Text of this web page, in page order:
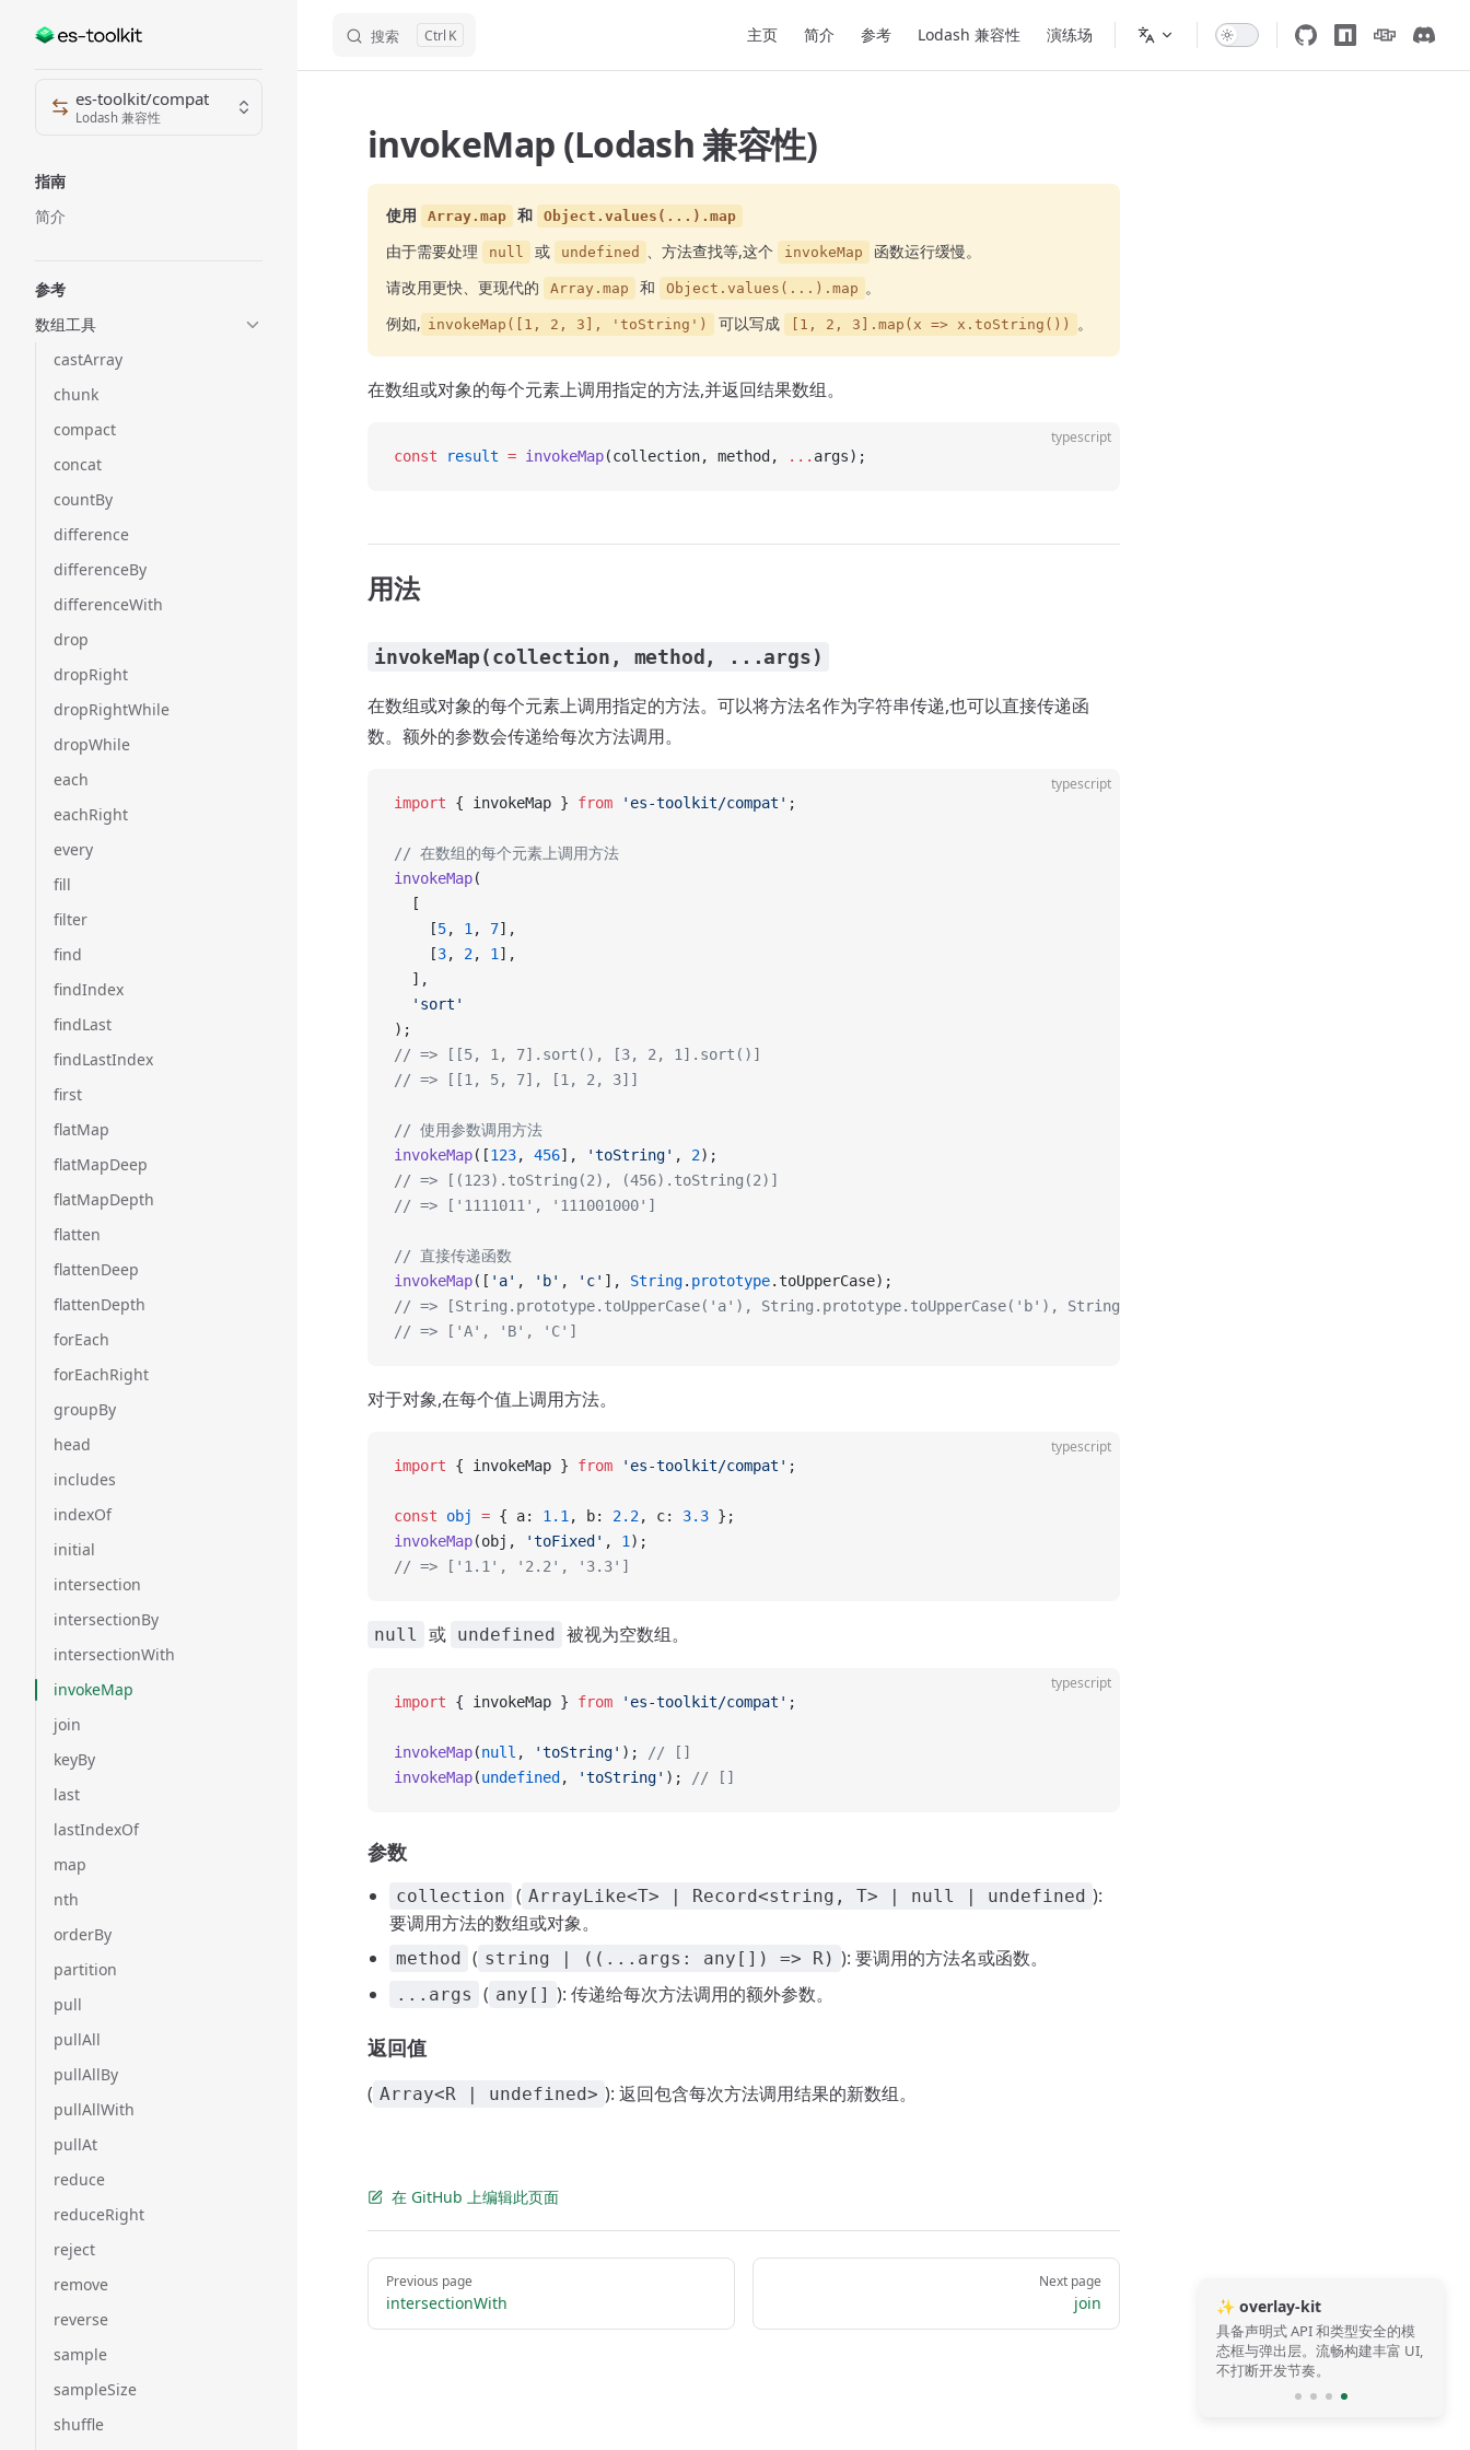
Skip to content 搜索 K 主页 简介 参考 Lodash 兼容性 演练场
Sidebar Navigation
es-toolkit/compat
Lodash 兼容性
指南
简介
参考
数组工具
castArray
chunk
compact
concat
countBy
difference
differenceBy
differenceWith
drop
dropRight
dropRightWhile
dropWhile
each
eachRight
every
fill
filter
find
findIndex
findLast
findLastIndex
first
flatMap
flatMapDeep
flatMapDepth
flatten
flattenDeep
flattenDepth
forEach
forEachRight
groupBy
head
includes
indexOf
initial
intersection
intersectionBy
intersectionWith
invokeMap
join
keyBy
last
lastIndexOf
map
nth
orderBy
partition
pull
pullAll
pullAllBy
pullAllWith
pullAt
reduce
reduceRight
reject
remove
reverse
sample
sampleSize
shuffle
invokeMap (Lodash 兼容性)
使用 Array.map 和 Object.values(...).map
由于需要处理 null 或 undefined 、方法查找等,这个 invokeMap
函数运行缓慢。
请改用更快、更现代的
Array.map 和 Object.values(...).map 。
例如, invokeMap([1, 2, 3], 'toString') 可以写成 [1, 2, 3].map(x => x.toString()) 。
在数组或对象的每个元素上调用指定的方法,并返回结果数组。
typescript
const result = invokeMap(collection, method, ... args);
用法
invokeMap(collection, method, ...args)
在数组或对象的每个元素上调用指定的方法。可以将方法名作为字符串传递,也可以直接传递函
数。额外的参数会传递给每次方法调用。
typescript
import { invokeMap } from 'es-toolkit/compat' ;
// 在数组的每个元素上调用方法
invokeMap(
  [
    [
5, 1 , 7],
    [
3, 2, 1 ],
  ],
  'sort'
);
// => [[5, 1, 7].sort(), [3, 2, 1].sort()]
// => [[1, 5, 7], [1, 2, 3]]
// 使用参数调用方法
invokeMap([123, 456], 'toString' , 2);
// => [(123).toString(2), (456).toString(2)]
// => ['1111011', '111001000']
// 直接传递函数
invokeMap([ 'a' , 'b' , 'c' ], String. prototype.toUpperCase);
// => [String.prototype.toUpperCase('a'), String.prototype.toUpperCase('b'), String.prototype.toUpperCase('c')]
// => ['A', 'B', 'C']
对于对象,在每个值上调用方法。
typescript
import { invokeMap } from 'es-toolkit/compat' ;
const obj = { a: 1.1 , b: 2.2, c: 3.3 };
invokeMap(obj, 'toFixed' , 1 );
// => ['1.1', '2.2', '3.3']
null 或 undefined 被视为空数组。
typescript
import { invokeMap } from 'es-toolkit/compat' ;
invokeMap(null , 'toString' );
// []
invokeMap(undefined , 'toString' ); // []
参数
collection ( ArrayLike<T> | Record<string, T> | null | undefined ):
要调用方法的数组或对象。
method ( string | ((...args: any[]) => R) ): 要调用的方法名或函数。
...args ( any[] ): 传递给每次方法调用的额外参数。
返回值
( Array<R | undefined> ): 返回包含每次方法调用结果的新数组。
在 GitHub 上编辑此页面
Pager
Previous page
intersectionWith
Next page
join ✨ overlay-kit
具备声明式 API 和类型安全的模
态框与弹出层。流畅构建丰富 UI,
不打断开发节奏。